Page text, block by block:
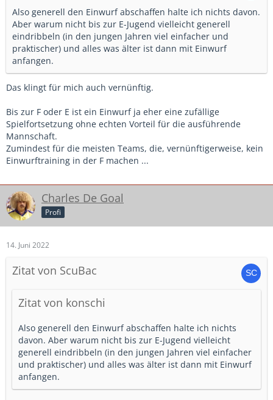
Also generell den Einwurf abschaffen halte ich nichts davon.
Aber warum nicht bis zur E-Jugend vielleicht generell
eindribbeln (in den jungen Jahren viel einfacher und
praktischer) und alles was älter ist dann mit Einwurf
anfangen.
Das klingt für mich auch vernünftig.
Bis zur F oder E ist ein Einwurf ja eher eine zufällige
Spielfortsetzung ohne echten Vorteil für die ausführende
Mannschaft.
Zumindest für die meisten Teams, die, vernünftigerweise, kein
Einwurftraining in der F machen ...
Charles De Goal
Profi
14. Juni 2022
Zitat von ScuBac
Zitat von konschi
Also generell den Einwurf abschaffen halte ich nichts
davon. Aber warum nicht bis zur E-Jugend vielleicht
generell eindribbeln (in den jungen Jahren viel einfacher
und praktischer) und alles was älter ist dann mit Einwurf
anfangen.